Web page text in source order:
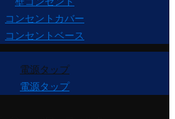
コンセントカバー
コンセントベース
電源タップ
電源タップ